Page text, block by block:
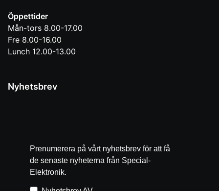
Öppettider
Mån-tors 8.00-17.00
Fre 8.00-16.00
Lunch 12.00-13.00
Nyhetsbrev